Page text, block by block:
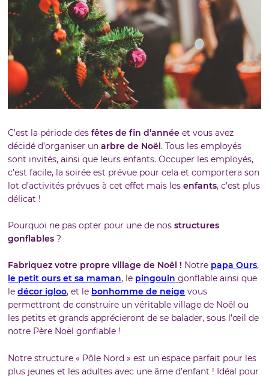
C’est la période desfêtes de fin d’année et vous avez
décidé d’organiser unarbre de Noël. Tous les employés
sont invités, ainsi que leurs enfants. Occuper les employés,
c’est facile, la soirée est prévue pour cela et comportera son
lot d’activités prévues à cet effet mais lesenfants, c’est plus
délicat !
Pourquoi ne pas opter pour une de nosstructures
gonflables ?
Fabriquez votre propre village de Noël ! Notre papa Ours,
le petit ours et sa maman, le pingouin gonflable ainsi que
le décor igloo, et le bonhomme de neige vous
permettront de construire un véritable village de Noël ou
les petits et grands apprécieront de se balader, sous l’œil de
notre Père Noël gonflable !
Notre structure « Pôle Nord » est un espace parfait pour les
plus jeunes et les adultes avec une âme d’enfant ! Idéal pour